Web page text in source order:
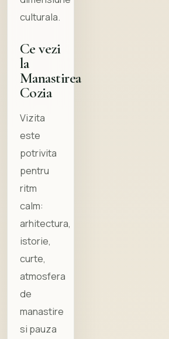
culturala.
Ce vezi
la
Manastirea
Cozia
Vizita
este
potrivita
pentru
ritm
calm:
arhitectura,
istorie,
curte,
atmosfera
de
manastire
si pauza